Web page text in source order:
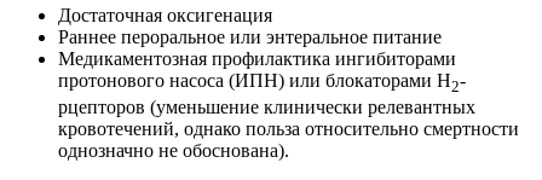
Достаточная оксигенация
Раннее пероральное или энтеральное питание
Медикаментозная профилактика ингибиторами
протонового насоса (ИПН) или блокаторами Н2-
рцепторов (уменьшение клинически релевантных
кровотечений, однако польза относительно смертности
однозначно не обоснована).